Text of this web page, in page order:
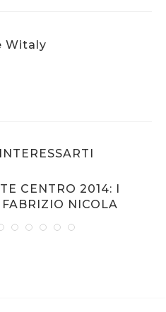
Witaly
CENTRO 2014: I
NICOLA